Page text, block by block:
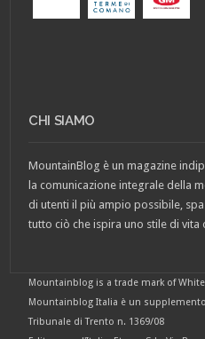
CHI SIAMO
MountainBlog è un magazine
la comunicazione integrale della
di utenti il più ampio possibile,
tutto ciò che ispira uno stile di vita
Mountainblog is a trade mark of
Mountainblog Italia è un
Tribunale di Trento n. 1369/08